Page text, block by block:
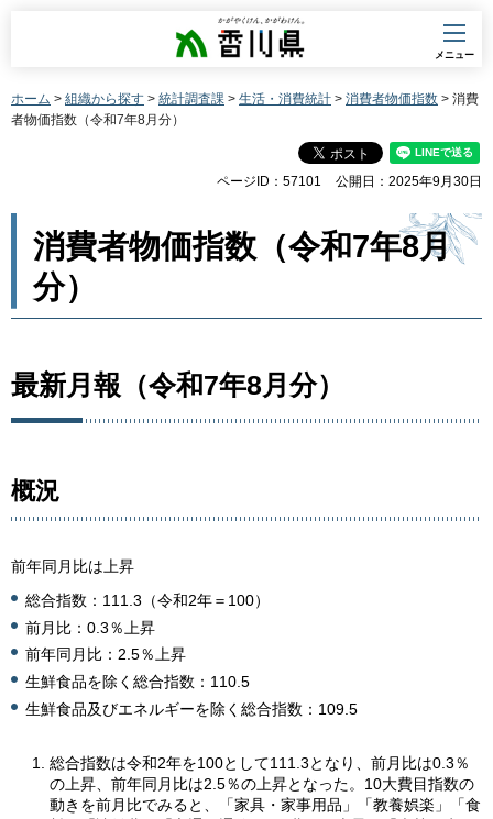
香川県
メニュー
ホーム > 組織から探す > 統計調査課 > 生活・消費統計 > 消費者物価指数 > 消費
者物価指数（令和7年8月分）
ページID：57101 公開日：2025年9月30日
消費者物価指数（令和7年8月
分）
最新月報（令和7年8月分）
概況
前年同月比は上昇
総合指数：111.3（令和2年＝100）
前月比：0.3％上昇
前年同月比：2.5％上昇
生鮮食品を除く総合指数：110.5
生鮮食品及びエネルギーを除く総合指数：109.5
総合指数は令和2年を100として111.3となり、前月比は0.3％
の上昇、前年同月比は2.5％の上昇となった。10大費目指数の
動きを前月比でみると、「家具・家事用品」「教養娯楽」「食